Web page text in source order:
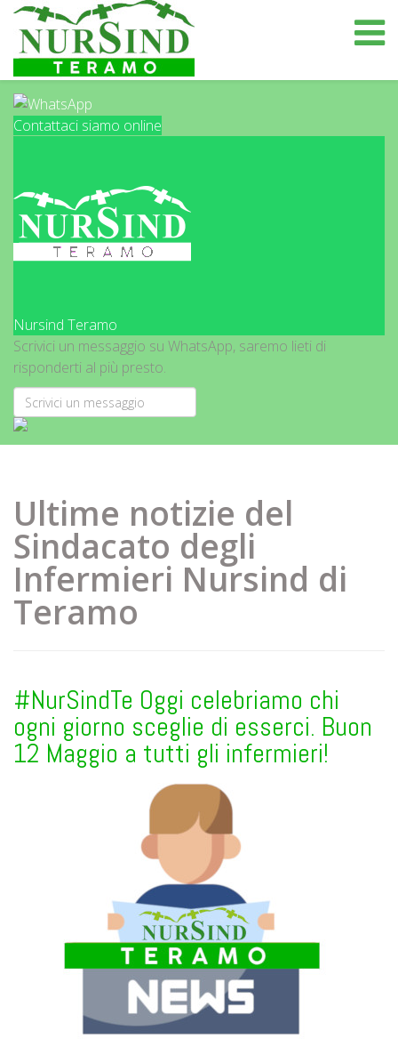
Contattaci siamo online
Nursind Teramo
Scrivici un messaggio su WhatsApp, saremo lieti di
risponderti al più presto.
Ultime notizie del
Sindacato degli
Infermieri Nursind di
Teramo
#NurSindTe Oggi celebriamo chi
ogni giorno sceglie di esserci. Buon
12 Maggio a tutti gli infermieri!